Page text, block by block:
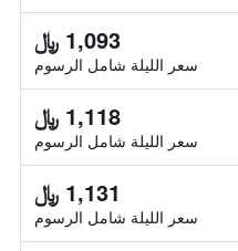
1,093 ﷼
سعر الليلة شامل الرسوم
1,118 ﷼
سعر الليلة شامل الرسوم
1,131 ﷼
سعر الليلة شامل الرسوم